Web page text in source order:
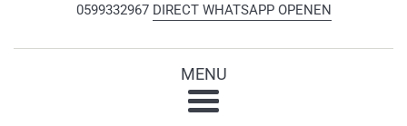
0599332967 DIRECT WHATSAPP OPENEN
MENU